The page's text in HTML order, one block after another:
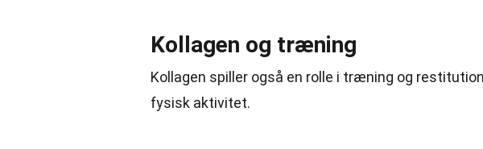
Kollagen og træning
Kollagen spiller også en rolle i træning og
fysisk aktivitet.